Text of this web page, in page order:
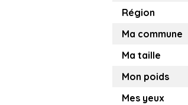
Région
Ma commune
Ma taille
Mon poids
Mes yeux